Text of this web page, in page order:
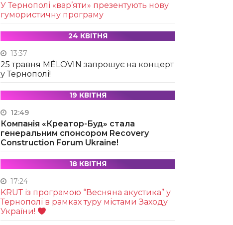
У Тернополі «вар’яти» презентують нову
гумористичну програму
24 КВІТНЯ
13:37
25 травня MÉLOVIN запрошує на концерт
у Тернополі!
19 КВІТНЯ
12:49
Компанія «Креатор-Буд» стала
генеральним спонсором Recovery
Construction Forum Ukraine!
18 КВІТНЯ
17:24
KRUТ із програмою “Весняна акустика” у
Тернополі в рамках туру містами Заходу
України!